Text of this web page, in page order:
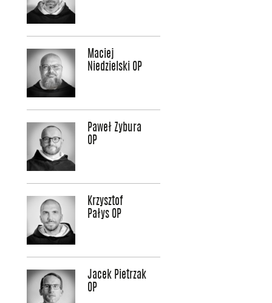
Maciej
Niedzielski OP
Paweł Zybura
OP
Krzysztof
Pałys OP
Jacek Pietrzak
OP